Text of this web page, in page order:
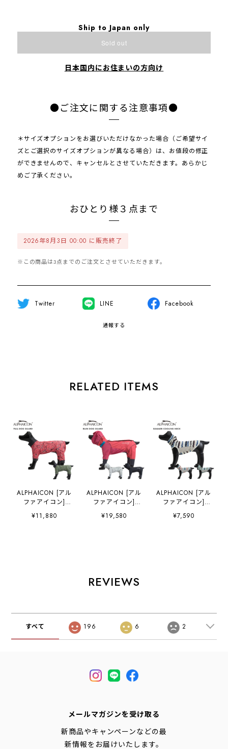
Ship to Japan only
Sold out
日本国内にお住まいの方向け
●ご注文に関する注意事項●
＊サイズオプションをお選びいただけなかった場合（ご希望サイ
ズとご選択のサイズオプションが異なる場合）は、お値段の修正
ができませんので、キャンセルとさせていただきます。あらかじ
めご了承ください。
おひとり様３点まで
2026年8月3日 00:00 に販売終了
※この商品は3点までのご注文とさせていただきます。
Twitter LINE Facebook
通報する
RELATED ITEMS
ALPHAICON [アル
ファアイコン]
FULL DOG
GUARD [26FDG]
¥11,880
ALPHAICON [アル
ファアイコン]
RAIN DOG
GUARD [26RDG]
¥19,580
ALPHAICON [アル
ファアイコン]
SUMMER
COOLING NECK
¥7,590
REVIEWS
すべて 196 6 2
メールマガジンを受け取る
新商品やキャンペーンなどの最
新情報をお届けいたします。